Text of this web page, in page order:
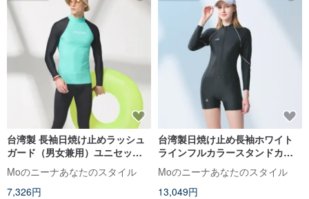
台湾製 長袖日焼け止めラッシュ
ガード（男女兼用）ユニセック
ス
Moのニーナあなたのスタイル
7,326円
台湾製日焼け止め長袖ホワイト
ラインフルカラースタンドカラ
ーワンピース四隅水着シュノー
ケリング必須ブラック
Moのニーナあなたのスタイル
13,049円